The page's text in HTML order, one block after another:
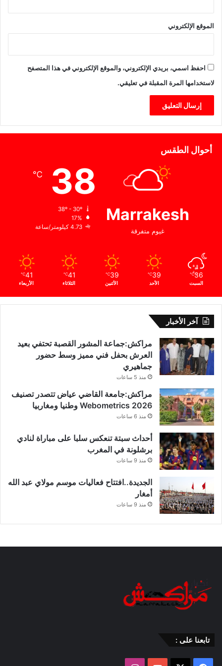
الموقع الإلكتروني
احفظ اسمي، بريدي الإلكتروني، والموقع الإلكتروني في هذا المتصفح
لاستخدامها المرة المقبلة في تعليقي.
أحوال الطقس
Marrakesh
غيوم متفرقة
38
℃
17%
4.73 كيلومتر/ساعة
36
℃
السبت
39
℃
الأحد
39
℃
الأثنين
41
℃
الثلاثاء
41
℃
الأربعاء
آخر الأخبار
مراكش:جماعة المشور القصبة تحتفي بعيد
العرش بحفل فني مميز وسط حضور
جماهيري
منذ 5 ساعات
مراكش:جامعة القاضي عياض تتصدر تصنيف
Webometrics 2026 وطنيا ومغاربيا
منذ 6 ساعات
أحداث سبتة تنعكس سلبا على مباراة لنادي
برشلونة في المغرب
منذ 9 ساعات
الجديدة..افتتاح فعاليات موسم مولاي عبد الله
أمغار
منذ 9 ساعات
تابعنا على :